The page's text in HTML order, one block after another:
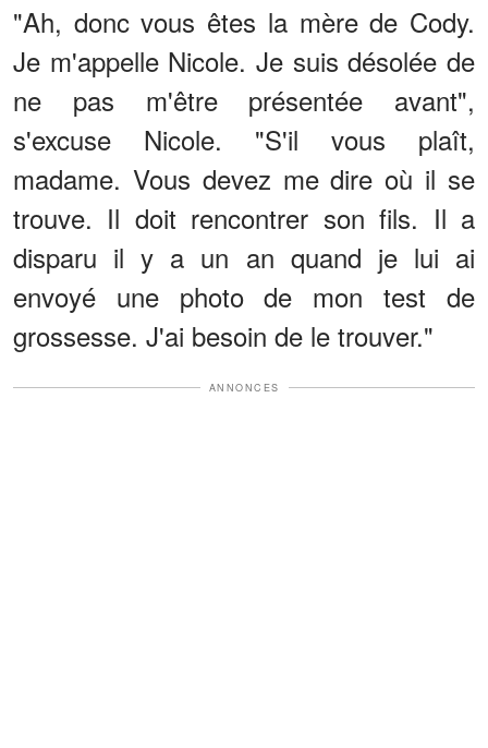
"Ah, donc vous êtes la mère de Cody.
Je m'appelle Nicole. Je suis désolée de
ne pas m'être présentée avant",
s'excuse Nicole. "S'il vous plaît,
madame. Vous devez me dire où il se
trouve. Il doit rencontrer son fils. Il a
disparu il y a un an quand je lui ai
envoyé une photo de mon test de
grossesse. J'ai besoin de le trouver."
ANNONCES